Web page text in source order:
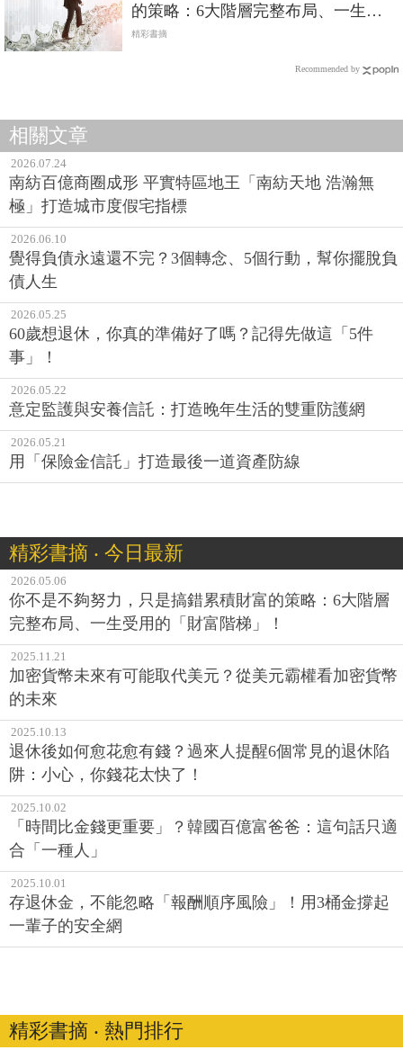
的策略：6大階層完整布局、一生受
用的「財富階梯」！
精彩書摘
Recommended by
相關文章
2026.07.24
南紡百億商圈成形 平實特區地王「南紡天地 浩瀚無
極」打造城市度假宅指標
2026.06.10
覺得負債永遠還不完？3個轉念、5個行動，幫你擺脫負
債人生
2026.05.25
60歲想退休，你真的準備好了嗎？記得先做這「5件
事」！
2026.05.22
意定監護與安養信託：打造晚年生活的雙重防護網
2026.05.21
用「保險金信託」打造最後一道資產防線
精彩書摘 ‧ 今日最新
2026.05.06
你不是不夠努力，只是搞錯累積財富的策略：6大階層
完整布局、一生受用的「財富階梯」！
2025.11.21
加密貨幣未來有可能取代美元？從美元霸權看加密貨幣
的未來
2025.10.13
退休後如何愈花愈有錢？過來人提醒6個常見的退休陷
阱：小心，你錢花太快了！
2025.10.02
「時間比金錢更重要」？韓國百億富爸爸：這句話只適
合「一種人」
2025.10.01
存退休金，不能忽略「報酬順序風險」！用3桶金撐起
一輩子的安全網
精彩書摘 ‧ 熱門排行